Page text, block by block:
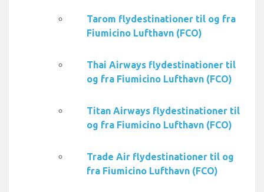
Tarom flydestinationer til og fra
Fiumicino Lufthavn (FCO)
Thai Airways flydestinationer til
og fra Fiumicino Lufthavn (FCO)
Titan Airways flydestinationer til
og fra Fiumicino Lufthavn (FCO)
Trade Air flydestinationer til og
fra Fiumicino Lufthavn (FCO)